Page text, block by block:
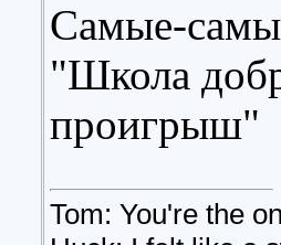
Самые-
"Школа
проигрыш"
Tom: You're the